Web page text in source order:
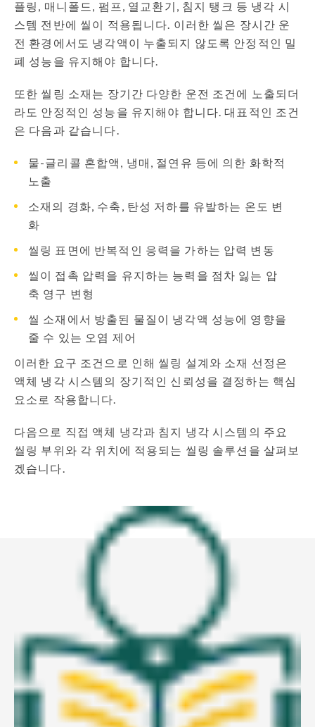
플링, 매니폴드, 펌프, 열교환기, 침지 탱크 등 냉각 시
스템 전반에 씰이 적용됩니다. 이러한 씰은 장시간 운
전 환경에서도 냉각액이 누출되지 않도록 안정적인 밀
폐 성능을 유지해야 합니다.
또한 씰링 소재는 장기간 다양한 운전 조건에 노출되더
라도 안정적인 성능을 유지해야 합니다. 대표적인 조건
은 다음과 같습니다.
물-글리콜 혼합액, 냉매, 절연유 등에 의한 화학적
노출
소재의 경화, 수축, 탄성 저하를 유발하는 온도 변
화
씰링 표면에 반복적인 응력을 가하는 압력 변동
씰이 접촉 압력을 유지하는 능력을 점차 잃는 압
축 영구 변형
씰 소재에서 방출된 물질이 냉각액 성능에 영향을
줄 수 있는 오염 제어
이러한 요구 조건으로 인해 씰링 설계와 소재 선정은
액체 냉각 시스템의 장기적인 신뢰성을 결정하는 핵심
요소로 작용합니다.
다음으로 직접 액체 냉각과 침지 냉각 시스템의 주요
씰링 부위와 각 위치에 적용되는 씰링 솔루션을 살펴보
겠습니다.